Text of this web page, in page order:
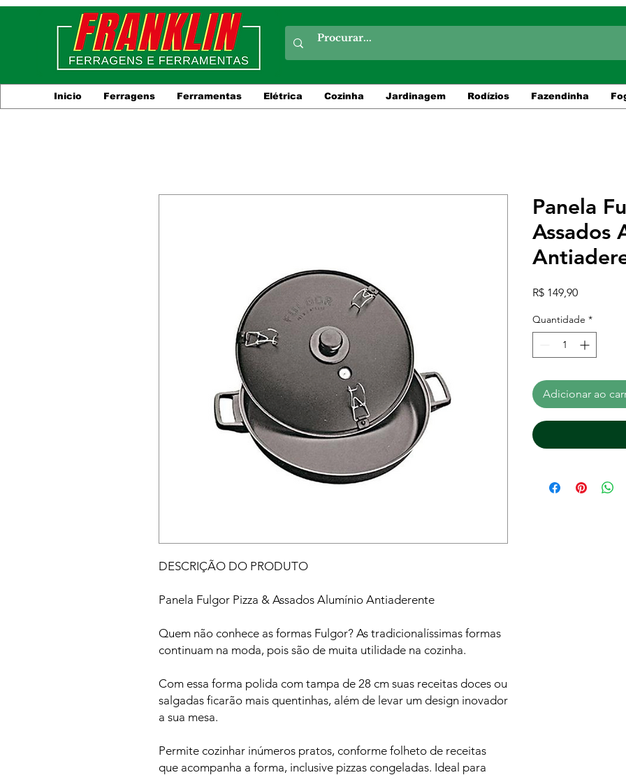
Inicio Ferragens Ferramentas Elétrica Cozinha Jardinagem Rodízios Fazendinha
DESCRIÇÃO DO PRODUTO
Panela Fulgor Pizza & Assados Alumínio Antiaderente
Quem não conhece as formas Fulgor? As tradicionalíssimas formas
continuam na moda, pois são de muita utilidade na cozinha.
Com essa forma polida com tampa de 28 cm suas receitas doces ou
salgadas ficarão mais quentinhas, além de levar um design inovador
a sua mesa.
Permite cozinhar inúmeros pratos, conforme folheto de receitas
que acompanha a forma, inclusive pizzas congeladas. Ideal para
Panela
Assados
R$ 149,90Preço
Quantidade *
Adicionar ao